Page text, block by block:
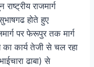
राजमार्ग
होते हुए
पर फेरूपुर तक मार्ग
कार्य तेजी से चल रहा
ढाबा) से